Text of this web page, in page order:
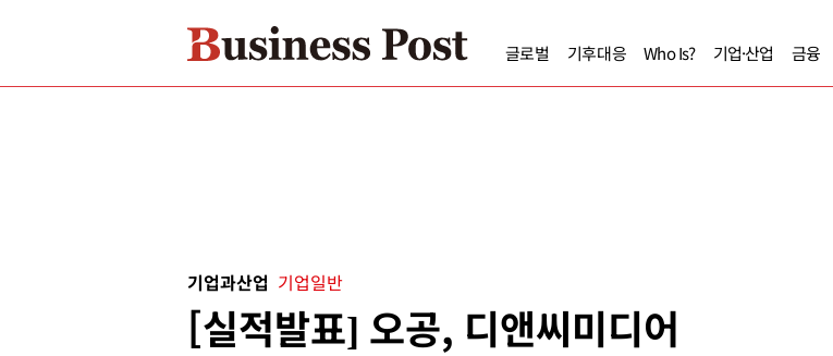
글로벌 기후대응 Who Is? 기업·산업 금융
기업과산업 기업일반
[실적발표] 오공, 디앤씨미디어